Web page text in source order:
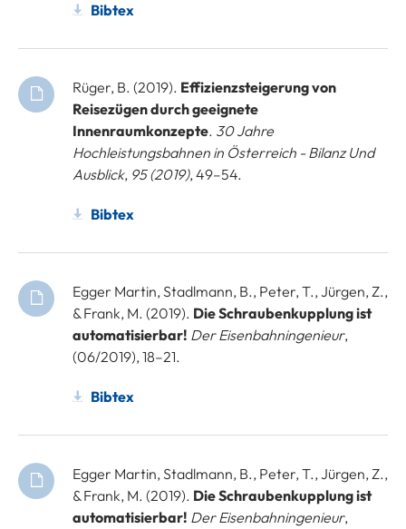
Bibtex
Rüger, B. (2019). Effizienzsteigerung von
Reisezügen durch geeignete
Innenraumkonzepte. 30 Jahre
Hochleistungsbahnen in Österreich - Bilanz Und
Ausblick, 95 (2019), 49–54.
Bibtex
Egger Martin, Stadlmann, B., Peter, T., Jürgen, Z.,
& Frank, M. (2019). Die Schraubenkupplung ist
automatisierbar! Der Eisenbahningenieur,
(06/2019), 18–21.
Bibtex
Egger Martin, Stadlmann, B., Peter, T., Jürgen, Z.,
& Frank, M. (2019). Die Schraubenkupplung ist
automatisierbar! Der Eisenbahningenieur,